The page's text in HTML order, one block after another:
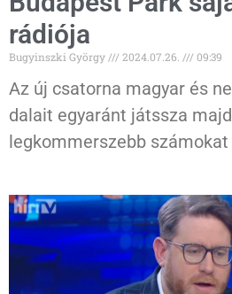
rádiója
Bugyinszki György 2024.07.26. 09:39
Az új csatorna magyar és
dalait egyaránt játssza
legkommerszebb számokat